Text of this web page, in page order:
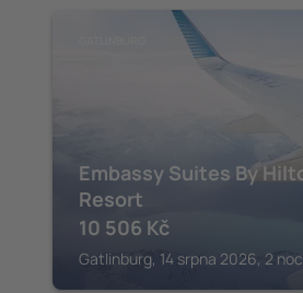
Embassy Suites By
Resort
10 506 Kč
Gatlinburg, 14 srpna 2026, 2